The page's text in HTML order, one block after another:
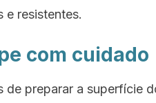
e resistentes.
com cuidado
de preparar a superfície